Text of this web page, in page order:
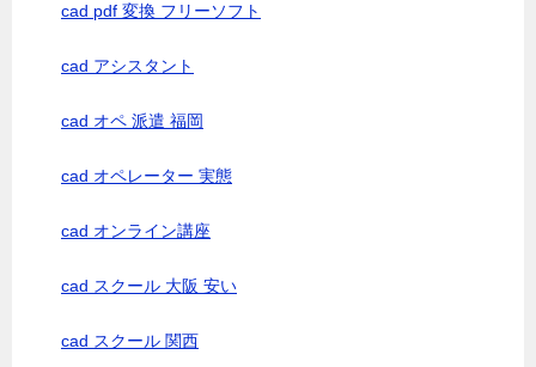
cad pdf 変換 フリーソフト
cad アシスタント
cad オペ 派遣 福岡
cad オペレーター 実態
cad オンライン講座
cad スクール 大阪 安い
cad スクール 関西